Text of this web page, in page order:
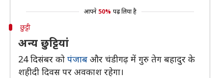
आपने 50% पढ़ लिया है
छुट्टी
अन्य छुट्टियां
24 दिसंबर को पंजाब और चंडीगढ़ में गुरु तेग बहादुर के
शहीदी दिवस पर अवकाश रहेगा।